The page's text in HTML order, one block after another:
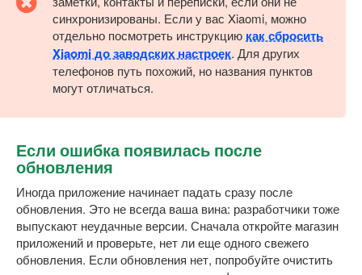
синхронизированы. Если у вас Xiaomi, можно
отдельно посмотреть инструкцию как сбросить
Xiaomi до заводских настроек. Для других
телефонов путь похожий, но названия пунктов
могут отличаться.
Если ошибка появилась после
обновления
Иногда приложение начинает падать сразу после
обновления. Это не всегда ваша вина: разработчики тоже
выпускают неудачные версии. Сначала откройте магазин
приложений и проверьте, нет ли еще одного свежего
обновления. Если обновления нет, попробуйте очистить